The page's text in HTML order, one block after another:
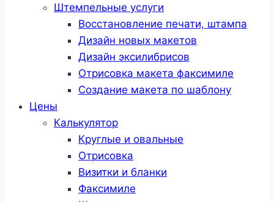
Штемпельные услуги
Восстановление печати, штампа
Дизайн новых макетов
Дизайн эксилибрисов
Отрисовка макета факсимиле
Создание макета по шаблону
Цены
Калькулятор
Круглые и овальные
Отрисовка
Визитки и бланки
Факсимиле